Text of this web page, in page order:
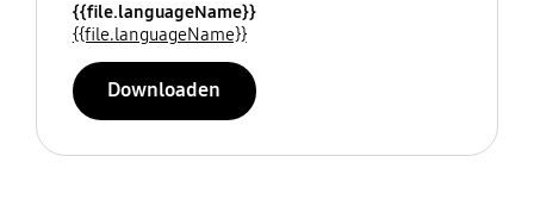
{{file.languageName}}
{{file.languageName}}
Downloaden